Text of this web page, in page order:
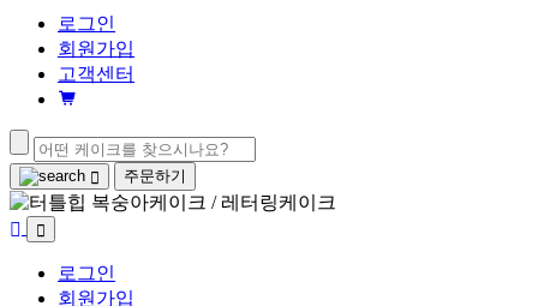
로그인
회원가입
고객센터
주문하기
로그인
회원가입